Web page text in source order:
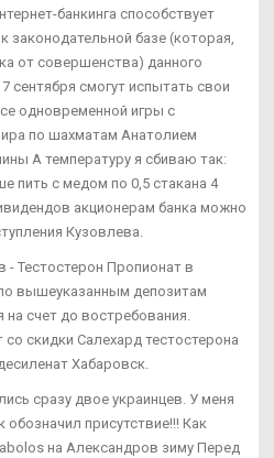
банкинга способствует
законодательной базе (которая,
от совершенства) данного
сентября смогут испытать свои
одновременной игры с
по шахматам Анатолием
А температуру я сбиваю так:
пить с медом по 0,5 стакана 4
акционерам банка можно
Кузовлева.
Тестостерон Пропионат в
вышеуказанным депозитам
счет до востребования.
скидки Салехард тестостерона
Хабаровск.
сразу двое украинцев. У меня
присутствие!!! Как
на Александров зиму Перед